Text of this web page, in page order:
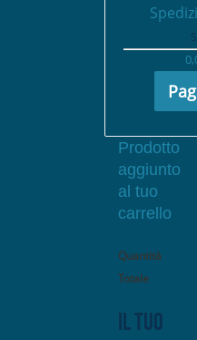
Prodotto
aggiunto
al tuo
carrello
Quantità
Totale
Il tuo